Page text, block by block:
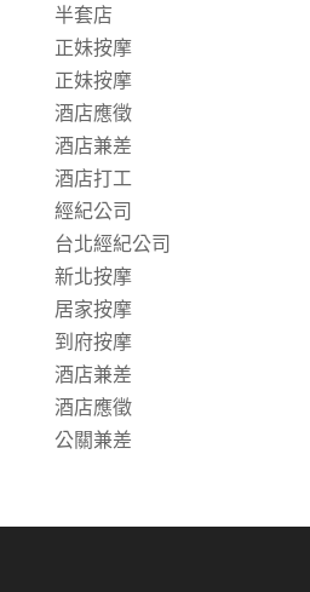
半套店
正妹按摩
正妹按摩
酒店應徵
酒店兼差
酒店打工
經紀公司
台北經紀公司
新北按摩
居家按摩
到府按摩
酒店兼差
酒店應徵
公關兼差